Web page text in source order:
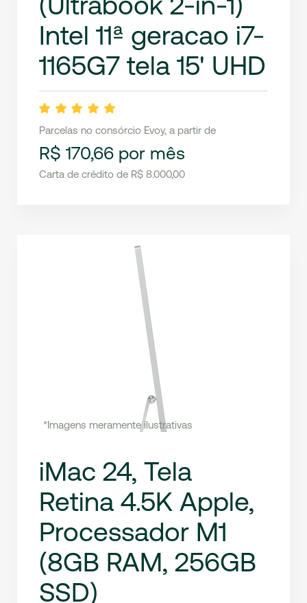
Intel 11ª geracao i7-
1165G7 tela 15' UHD
Parcelas no consórcio Evoy, a partir de
R$ 170,66 por mês
Carta de crédito de R$ 8.000,00
*Imagens meramente ilustrativas
iMac 24, Tela
Retina 4.5K Apple,
Processador M1
(8GB RAM, 256GB
SSD)